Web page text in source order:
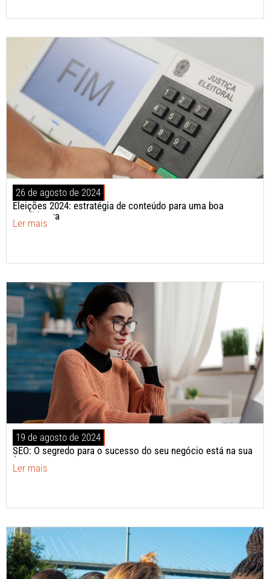
26 de agosto de 2024
Eleições 2024: estratégia de conteúdo para uma boa
candidatura
Ler mais
19 de agosto de 2024
SEO: O segredo para o sucesso do seu negócio está na sua
frente!
Ler mais